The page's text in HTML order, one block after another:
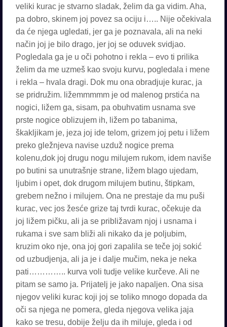
veliki kurac je stvarno sladak, želim da ga vidim. Aha,
pa dobro, skinem joj povez sa ociju i….. Nije očekivala
da će njega ugledati, jer ga je poznavala, ali na neki
način joj je bilo drago, jer joj se oduvek svidjao.
Pogledala ga je u oči pohotno i rekla – evo ti prilika
želim da me uzmeš kao svoju kurvu, pogledala i mene
i rekla – hvala dragi. Dok mu ona obradjuje kurac, ja
se pridružim. ližemmmmm je od malenog prstića na
nogici, ližem ga, sisam, pa obuhvatim usnama sve
prste nogice oblizujem ih, ližem po tabanima,
škakljikam je, jeza joj ide telom, grizem joj petu i ližem
preko gležnjeva navise uzduž nogice prema
kolenu,dok joj drugu nogu milujem rukom, idem naviše
po butini sa unutrašnje strane, ližem blago ujedam,
ljubim i opet, dok drugom milujem butinu, štipkam,
grebem nežno i milujem. Ona ne prestaje da mu puši
kurac, vec jos žesće grize taj tvrdi kurac, očekuje da
joj ližem pičku, ali ja se približavam njoj i usnama i
rukama i sve sam bliži ali nikako da je poljubim,
kruzim oko nje, ona joj gori zapalila se teče joj sokić
od uzbudjenja, ali ja je i dalje mučim, neka je neka
pati………….. kurva voli tudje velike kurčeve. Ali ne
pitam se samo ja. Prijatelj je jako napaljen. Ona sisa
njegov veliki kurac koji joj se toliko mnogo dopada da
oči sa njega ne pomera, gleda njegova velika jaja
kako se tresu, dobije želju da ih miluje, gleda i od